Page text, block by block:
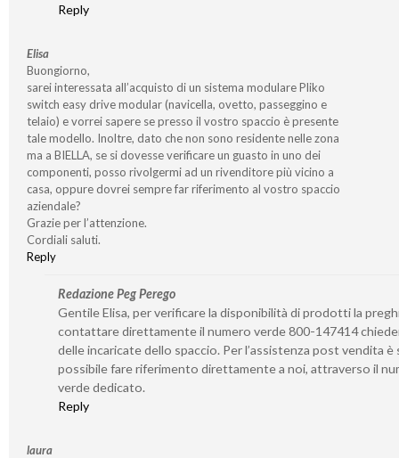
Reply
Elisa
Buongiorno,
sarei interessata all’acquisto di un sistema modulare Pliko
switch easy drive modular (navicella, ovetto, passeggino e
telaio) e vorrei sapere se presso il vostro spaccio è presente
tale modello. Inoltre, dato che non sono residente nelle zona
ma a BIELLA, se si dovesse verificare un guasto in uno dei
componenti, posso rivolgermi ad un rivenditore più vicino a
casa, oppure dovrei sempre far riferimento al vostro spaccio
aziendale?
Grazie per l’attenzione.
Cordiali saluti.
Reply
Redazione Peg Perego
Gentile Elisa, per verificare la disponibilità di prodotti la
contattare direttamente il numero verde 800-147414
delle incaricate dello spaccio. Per l’assistenza post vendita è
possibile fare riferimento direttamente a noi, attraverso il
verde dedicato.
Reply
laura